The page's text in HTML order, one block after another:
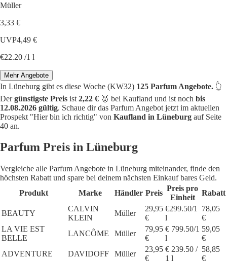
Müller
3,33 €
UVP4,49 €
€22.20 /1 l
Mehr Angebote
In Lüneburg gibt es diese Woche (KW32) 125 Parfum Angebote. 👆
Dergünstigste Preis ist 2,22 € 🥇 bei Kaufland und ist noch bis
12.08.2026 gültig. Schaue dir das Parfum Angebot jetzt im aktuellen
Prospekt "Hier bin ich richtig" von Kaufland in Lüneburg auf Seite
40 an.
Parfum Preis in Lüneburg
Vergleiche alle Parfum Angebote in Lüneburg miteinander, finde den
höchsten Rabatt und spare bei deinem nächsten Einkauf bares Geld.
Produkt
Marke Händler Preis
Preis pro
Einheit
Rabatt
BEAUTY
CALVIN
KLEIN
Müller
29,95
€
€299.50/1
l
78,05
€
LA VIE EST
BELLE
LANCÔME Müller
79,95
€
€ 799.50/1
l
59,05
€
ADVENTURE
DAVIDOFF Müller
23,95
€
€ 239.50 /
1 l
58,85
€